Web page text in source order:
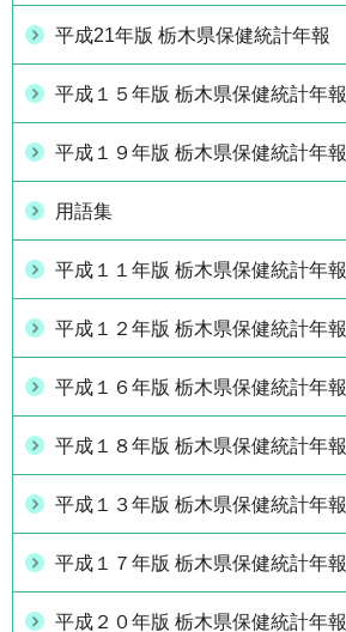
平成21年版 栃木県保健統計年報
平成１５年版 栃木県保健統計年報
平成１９年版 栃木県保健統計年報
用語集
平成１１年版 栃木県保健統計年報
平成１２年版 栃木県保健統計年報
平成１６年版 栃木県保健統計年報
平成１８年版 栃木県保健統計年報
平成１３年版 栃木県保健統計年報
平成１７年版 栃木県保健統計年報
平成２０年版 栃木県保健統計年報